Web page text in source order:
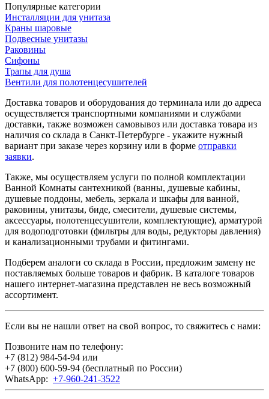
Популярные категории
Инсталляции для унитаза
Краны шаровые
Подвесные унитазы
Раковины
Сифоны
Трапы для душа
Вентили для полотенцесушителей
Доставка товаров и оборудования до терминала или до адреса
осуществляется транспортными компаниями и службами
доставки, также возможен самовывоз или доставка товара из
наличия со склада в Санкт-Петербурге - укажите нужный
вариант при заказе через корзину или в форме отправки
заявки.
Также, мы осуществляем услуги по полной комплектации
Ванной Комнаты сантехникой (ванны, душевые кабины,
душевые поддоны, мебель, зеркала и шкафы для ванной,
раковины, унитазы, биде, смесители, душевые системы,
аксессуары, полотенцесушители, комплектующие), арматурой
для водоподготовки (фильтры для воды, редукторы давления)
и канализационными трубами и фитингами.
Подберем аналоги со склада в России, предложим замену не
поставляемых больше товаров и фабрик. В каталоге товаров
нашего интернет-магазина представлен не весь возможный
ассортимент.
Если вы не нашли ответ на свой вопрос, то свяжитесь с нами:
Позвоните нам по телефону:
+7 (812) 984-54-94 или
+7 (800) 600-59-94 (бесплатный по России)
WhatsApp: +7-960-241-3522